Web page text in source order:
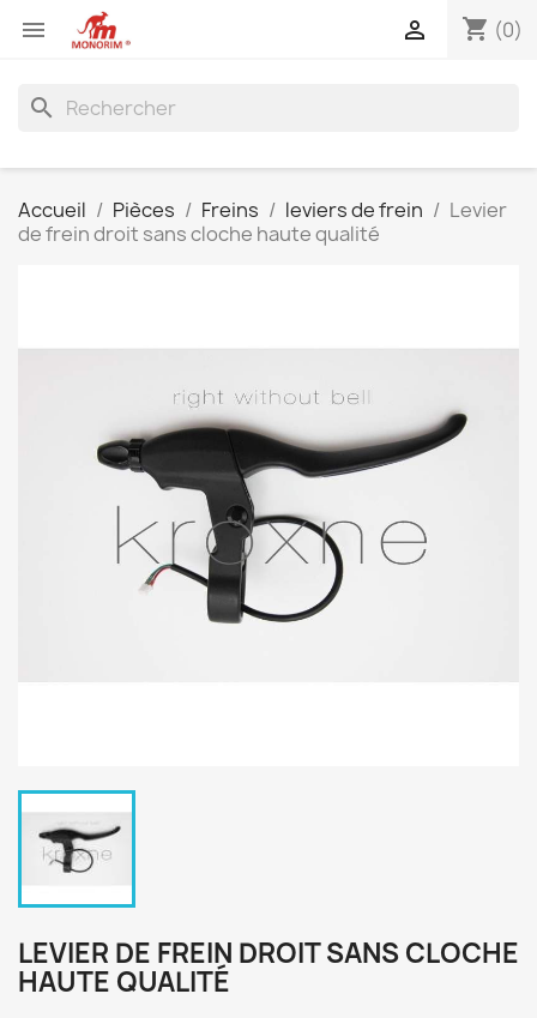
 shopping_cart (0)

search
Accueil Pièces Freins leviers de frein
Levier
de frein droit sans cloche haute qualité
LEVIER DE FREIN DROIT SANS CLOCHE
HAUTE QUALITÉ